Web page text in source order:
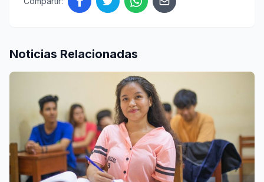
Noticias Relacionadas